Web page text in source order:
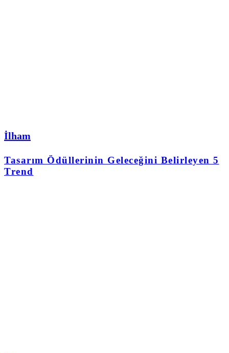
İlham
Tasarım Ödüllerinin Geleceğini Belirleyen 5
Trend